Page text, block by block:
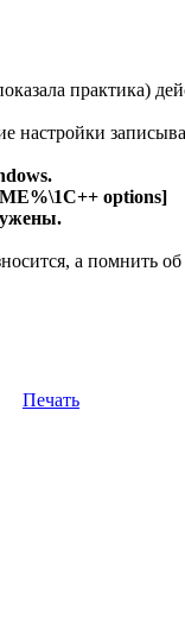
практика)
настройки
options]
а помнить
Печать